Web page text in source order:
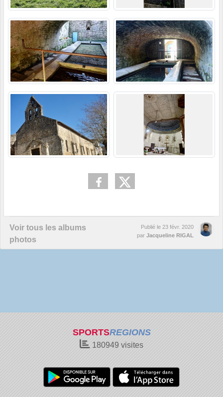
Voir tous les albums
photos
Publié le 23 févr. 2020
par Jacqueline RIGAL
SPORTSREGIONS
180949 visites